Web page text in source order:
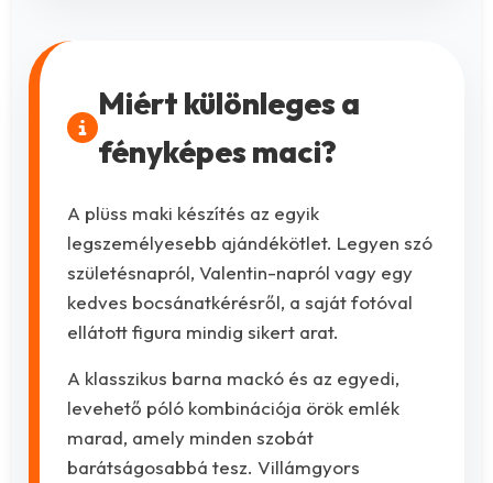
Miért különleges a
fényképes maci?
A plüss maki készítés az egyik
legszemélyesebb ajándékötlet. Legyen szó
születésnapról, Valentin-napról vagy egy
kedves bocsánatkérésről, a saját fotóval
ellátott figura mindig sikert arat.
A klasszikus barna mackó és az egyedi,
levehető póló kombinációja örök emlék
marad, amely minden szobát
barátságosabbá tesz. Villámgyors